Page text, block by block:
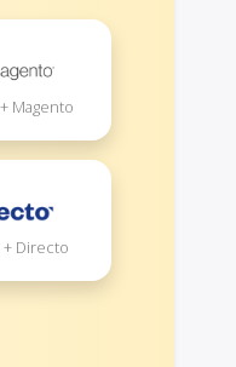
Magento
+ Directo